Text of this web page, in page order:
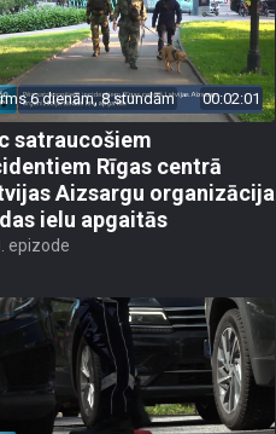
6 dienām, 8 stundām 00:02:01
satraucošiem
Rīgas centrā
Aizsargu organizācija
ielu apgaitās
epizode